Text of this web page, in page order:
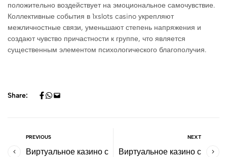
положительно воздействует на эмоциональное самочувствие.
Коллективные события в 1xslots casino укрепляют
межличностные связи, уменьшают степень напряжения и
создают чувство причастности к группе, что является
существенным элементом психологического благополучия.
Share:
PREVIOUS
Виртуальное казино с
NEXT
Виртуальное казино с